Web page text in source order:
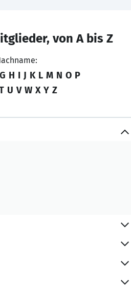
von A bis Z
G H I J K L M N O P
U V W X Y Z